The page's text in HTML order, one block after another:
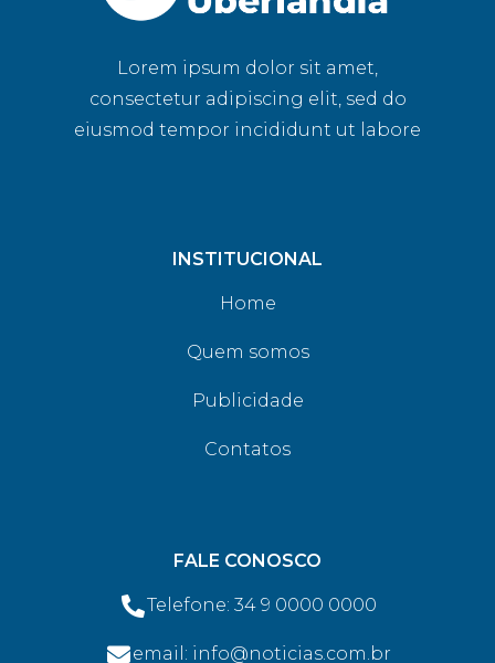
Lorem ipsum dolor sit amet,
consectetur adipiscing elit, sed do
eiusmod tempor incididunt ut labore
INSTITUCIONAL
Home
Quem somos
Publicidade
Contatos
FALE CONOSCO
Telefone: 34 9 0000 0000
email: info@noticias.com.br